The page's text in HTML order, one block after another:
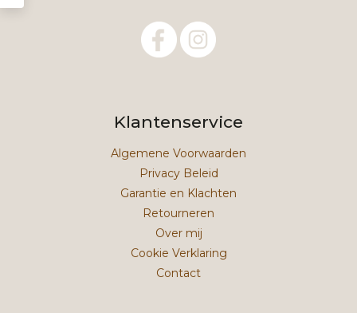
Klantenservice
Algemene Voorwaarden
Privacy Beleid
Garantie en Klachten
Retourneren
Over mij
Cookie Verklaring
Contact